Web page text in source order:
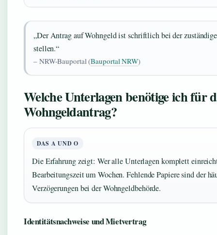
„Der Antrag auf Wohngeld ist schriftlich bei der
stellen.“
– NRW-Bauportal (Bauportal NRW)
Welche Unterlagen benötige ich für
Wohngeldantrag?
DAS A UND O
Die Erfahrung zeigt: Wer alle Unterlagen komplett
Bearbeitungszeit um Wochen. Fehlende Papiere sind der
Verzögerungen bei der Wohngeldbehörde.
Identitätsnachweise und Mietvertrag